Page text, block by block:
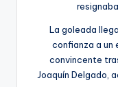
La goleada
confianza a un
convincente
Joaquín Delgado,